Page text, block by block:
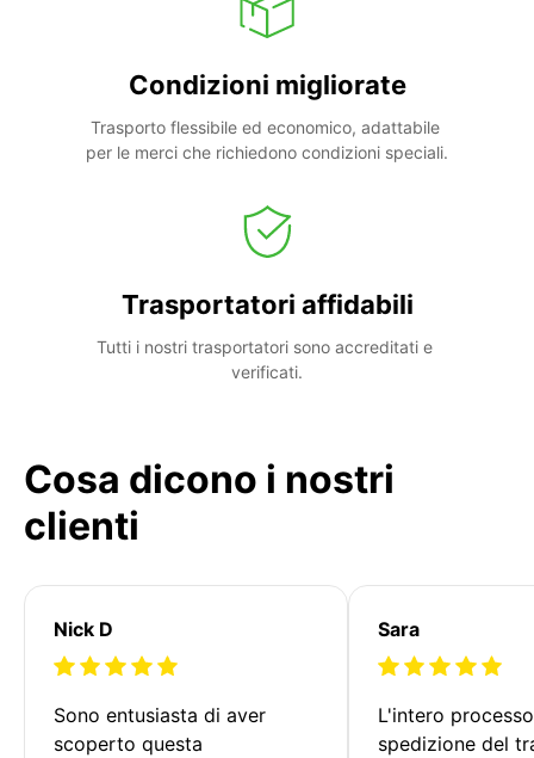
Condizioni migliorate
Trasporto flessibile ed economico, adattabile
per le merci che richiedono condizioni speciali.
Trasportatori affidabili
Tutti i nostri trasportatori sono accreditati e
verificati.
Cosa dicono i nostri
clienti
Nick D
Sono entusiasta di aver
scoperto questa
Sara
L'intero
spedizione del